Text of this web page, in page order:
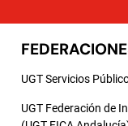
UGT Servicios
UGT Federación de